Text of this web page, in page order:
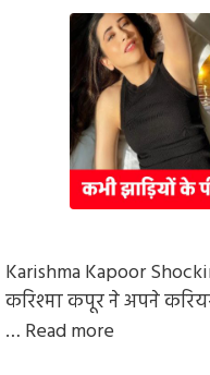
Karishma Kapoor
करिश्मा कपूर ने अपने
… Read more